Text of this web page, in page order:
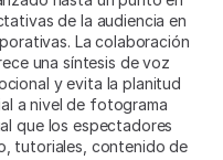
de la audiencia en
La colaboración
una síntesis de voz
y evita la planitud
a nivel de fotograma
que los espectadores
tutoriales, contenido de